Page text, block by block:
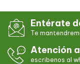
Entérate
Te
Atención
escribenos al